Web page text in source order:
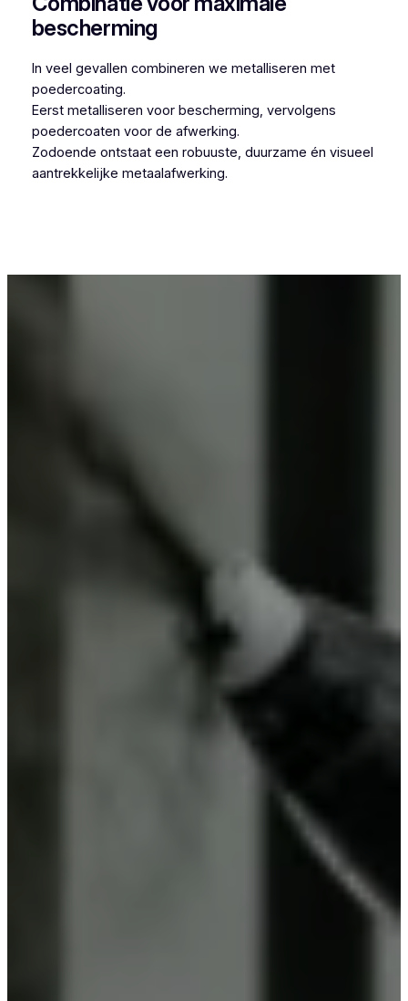
bescherming
In veel gevallen combineren we metalliseren met
poedercoating.
Eerst metalliseren voor bescherming, vervolgens
poedercoaten voor de afwerking.
Zodoende ontstaat een robuuste, duurzame én visueel
aantrekkelijke metaalafwerking.